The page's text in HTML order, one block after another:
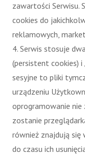
zawartości Serwisu.
cookies do
reklamowych,
4. Serwis stosuje
(persistent cookies) i
sesyjne to pliki
urządzeniu
oprogramowanie
zostanie
również znajdują się
do czasu ich